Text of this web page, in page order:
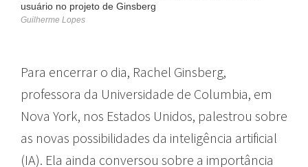
usuário no projeto de Ginsberg
Guilherme Lopes
Para encerrar o dia, Rachel Ginsberg,
professora da Universidade de Columbia, em
Nova York, nos Estados Unidos, palestrou sobre
as novas possibilidades da inteligência artificial
(IA). Ela ainda conversou sobre a importância